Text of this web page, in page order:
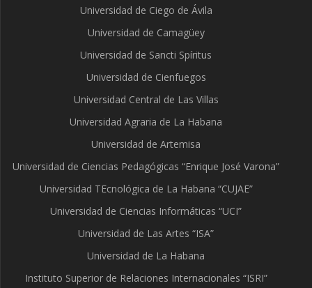
Universidad de Ciego de Ávila
Universidad de Camagüey
Universidad de Sancti Spíritus
Universidad de Cienfuegos
Universidad Central de Las Villas
Universidad Agraria de La Habana
Universidad de Artemisa
Universidad de Ciencias Pedagógicas “Enrique José Varona”
Universidad TEcnológica de La Habana “CUJAE”
Universidad de Ciencias Informáticas “UCI”
Universidad de Las Artes “ISA”
Universidad de La Habana
Instituto Superior de Relaciones Internacionales “ISRI”